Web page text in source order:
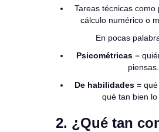
Tareas técnicas como
cálculo numérico o
En pocas
Psicométricas=
piensas.
De habilidades= qué
qué tan bien lo
2. ¿Qué tan